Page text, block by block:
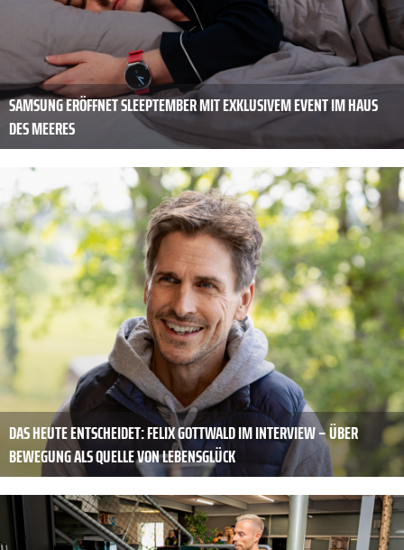
SAMSUNG ERÖFFNET SLEEPTEMBER MIT EXKLUSIVEM EVENT IM HAUS
DES MEERES
DAS HEUTE ENTSCHEIDET: FELIX GOTTWALD IM INTERVIEW – ÜBER
BEWEGUNG ALS QUELLE VON LEBENSGLÜCK